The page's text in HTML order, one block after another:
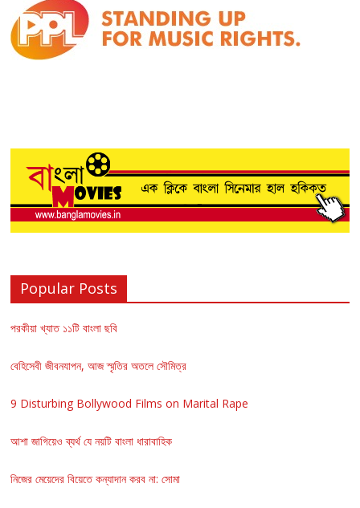
Popular Posts
পরকীয়া খ্যাত ১১টি বাংলা ছবি
বেহিসেবী জীবনযাপন, আজ স্মৃতির অতলে সৌমিত্র
9 Disturbing Bollywood Films on Marital Rape
আশা জাগিয়েও ব্যর্থ যে নয়টি বাংলা ধারাবাহিক
নিজের মেয়েদের বিয়েতে কন্যাদান করব না: সোমা